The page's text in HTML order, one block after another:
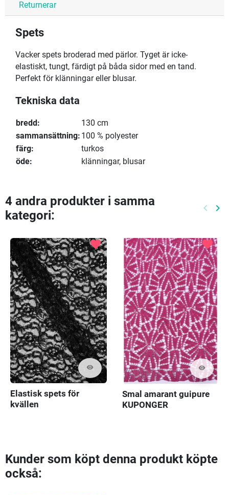
Returnerar
Spets
Vacker spets broderad med pärlor. Tyget är icke-
elastiskt, tungt, färdigt på båda sidor med en tand.
Perfekt för klänningar eller blusar.
Tekniska data
bredd:
130 cm
sammansättning: 100 % polyester
färg:
turkos
öde:
klänningar, blusar
4 andra produkter i samma
kategori:
keyboard_arrow_left keyboard_arrow_right
visibility
favorite
Elastisk spets för
kvällen
visibility
favorite
Smal amarant guipure
KUPONGER
Kunder som köpt denna produkt köpte
också: